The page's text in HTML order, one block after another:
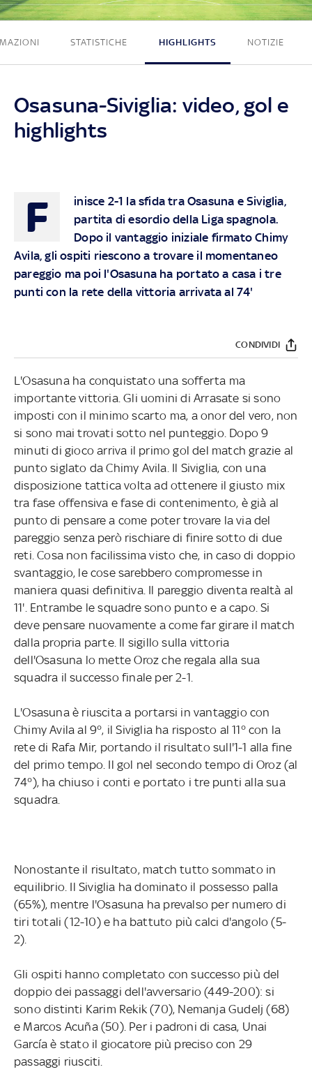
STATISTICHE HIGHLIGHTS NOTIZIE
Osasuna-Siviglia: video, gol e
highlights
F
inisce 2-1 la sfida tra Osasuna e Siviglia,
partita di esordio della Liga spagnola.
Dopo il vantaggio iniziale firmato Chimy
Avila, gli ospiti riescono a trovare il momentaneo
pareggio ma poi l'Osasuna ha portato a casa i tre
punti con la rete della vittoria arrivata al 74'
CONDIVIDI
L'Osasuna ha conquistato una sofferta ma
importante vittoria. Gli uomini di Arrasate si sono
imposti con il minimo scarto ma, a onor del vero, non
si sono mai trovati sotto nel punteggio. Dopo 9
minuti di gioco arriva il primo gol del match grazie al
punto siglato da Chimy Avila. Il Siviglia, con una
disposizione tattica volta ad ottenere il giusto mix
tra fase offensiva e fase di contenimento, è già al
punto di pensare a come poter trovare la via del
pareggio senza però rischiare di finire sotto di due
reti. Cosa non facilissima visto che, in caso di doppio
svantaggio, le cose sarebbero compromesse in
maniera quasi definitiva. Il pareggio diventa realtà al
11'. Entrambe le squadre sono punto e a capo. Si
deve pensare nuovamente a come far girare il match
dalla propria parte. Il sigillo sulla vittoria
dell'Osasuna lo mette Oroz che regala alla sua
squadra il successo finale per 2-1.
L'Osasuna è riuscita a portarsi in vantaggio con
Chimy Avila al 9°, il Siviglia ha risposto al 11° con la
rete di Rafa Mir, portando il risultato sull'1-1 alla fine
del primo tempo. Il gol nel secondo tempo di Oroz (al
74°), ha chiuso i conti e portato i tre punti alla sua
squadra.
Nonostante il risultato, match tutto sommato in
equilibrio. Il Siviglia ha dominato il possesso palla
(65%), mentre l'Osasuna ha prevalso per numero di
tiri totali (12-10) e ha battuto più calci d'angolo (5-
2).
Gli ospiti hanno completato con successo più del
doppio dei passaggi dell'avversario (449-200): si
sono distinti Karim Rekik (70), Nemanja Gudelj (68)
e Marcos Acuña (50). Per i padroni di casa, Unai
García è stato il giocatore più preciso con 29
passaggi riusciti.